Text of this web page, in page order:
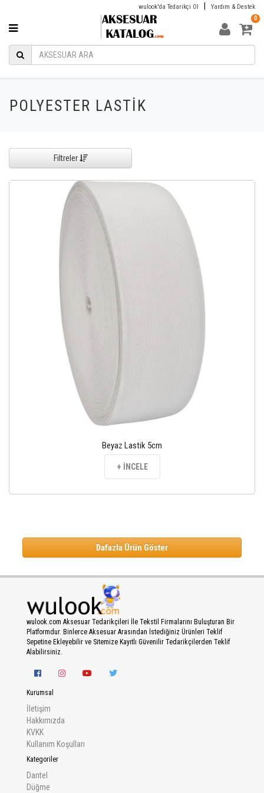
wulook'da Tedarikçi Ol Yardım & Destek
0
POLYESTER LASTİK
Filtreler
Beyaz Lastik 5cm
+ İNCELE
Dafazla Ürün Göster
wulook.com Aksesuar Tedarikçileri İle Tekstil Firmalarını Buluşturan Bir
Platformdur. Binlerce Aksesuar Arasından İstediğiniz Ürünleri Teklif
Sepetine Ekleyebilir ve Sitemize Kayıtlı Güvenilir Tedarikçilerden Teklif
Alabilirsiniz.
Kurumsal
İletişim
Hakkımızda
KVKK
Kullanım Koşulları
Kategoriler
Dantel
Düğme